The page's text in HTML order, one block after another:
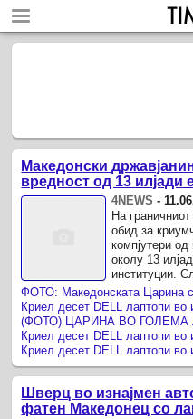
Македонски
вредност од 13 илјади
4NEWS -
На
обид за
компјутери
околу 13
институции.
службеници
Шверц во изнајмен
фатен Македонец со